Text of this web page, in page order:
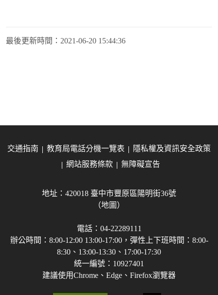
最後更新時間： 2021-06-20 15:44:36
交通指南 教育局電話分機一覽表
隱私權及資訊安全政策
網站服務條款
無障礙宣告
地址：420018 臺中市豐原區陽明街36號
（地圖）
電話：04-22289111
辦公時間：8:00-12:00 13:00-17:00，彈性上下班時間：8:00-
8:30、13:00-13:30、17:00-17:30
統一編號：10927401
建議使用Chrome、Edge、Firefox瀏覽器